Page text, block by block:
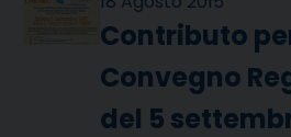
Contributo
Convegno
del 5